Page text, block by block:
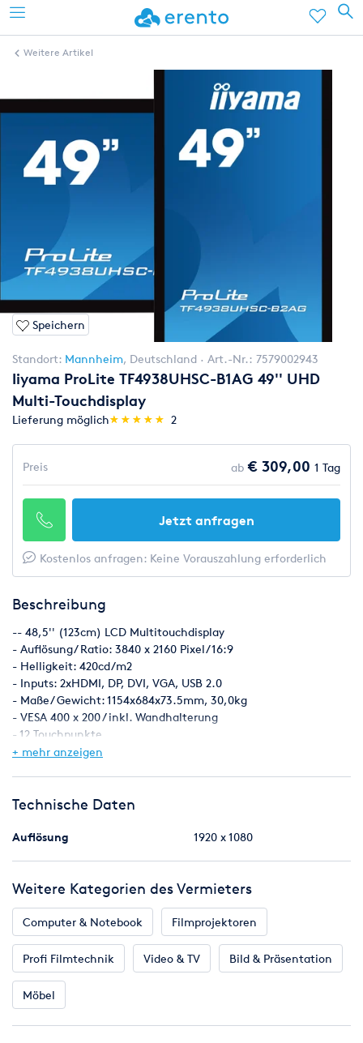
Weitere Artikel
Speichern
Standort: Mannheim, Deutschland Art.-Nr.: 7579002943
Iiyama ProLite TF4938UHSC-B1AG 49'' UHD
Multi-Touchdisplay
Lieferung möglich(*)
★
★
(*)★
★
(*) ★
★
(*) ★
★
(*) ★
★ 2
Preis ab € 309,00 1 Tag
Jetzt anfragen
Kostenlos anfragen: Keine Vorauszahlung erforderlich
Beschreibung
-- 48,5'' (123cm) LCD Multitouchdisplay
- Auflösung/ Ratio: 3840 x 2160 Pixel/ 16:9
- Helligkeit: 420cd/m2
- Inputs: 2xHDMI, DP, DVI, VGA, USB 2.0
- Maße/ Gewicht: 1154x684x73.5mm, 30,0kg
- VESA 400 x 200 / inkl. Wandhalterung
- 12 Touchpunkte
berücksichtigt. Der Preis ist Saison- und Laufzeitabhängig.
+ mehr anzeigen
Technische Daten
Auflösung 1920 x 1080
Weitere Kategorien des Vermieters
Computer & Notebook Filmprojektoren
Profi Filmtechnik Video & TV Bild & Präsentation
Möbel